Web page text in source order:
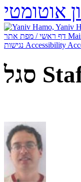
אוטומטי
Accessibility
סגל